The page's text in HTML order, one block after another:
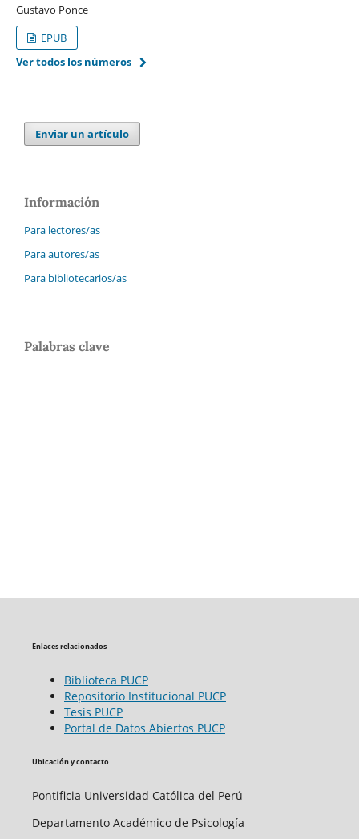
Gustavo Ponce
EPUB
Ver todos los números
Enviar un artículo
Información
Para lectores/as
Para autores/as
Para bibliotecarios/as
Palabras clave
Enlaces relacionados
Biblioteca PUCP
Repositorio Institucional PUCP
Tesis PUCP
Portal de Datos Abiertos PUCP
Ubicación y contacto
Pontificia Universidad Católica del Perú
Departamento Académico de Psicología